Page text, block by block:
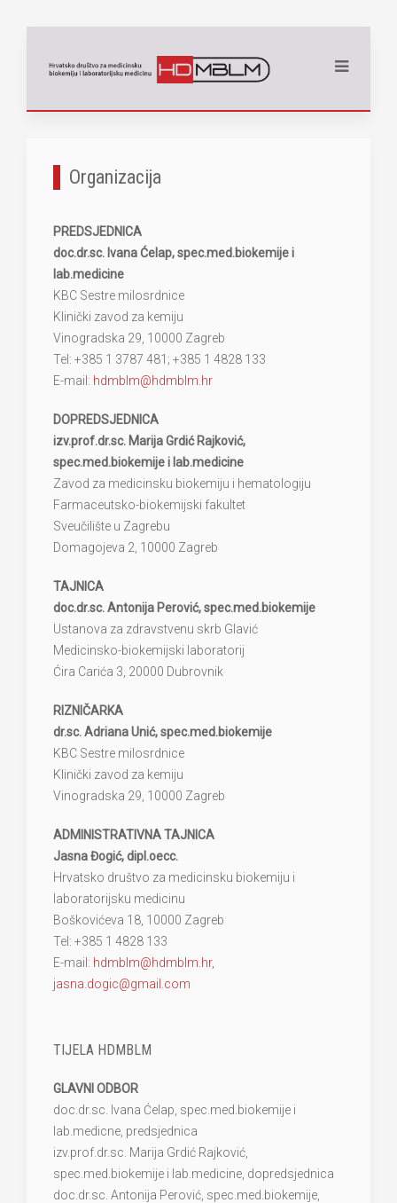
Organizacija
PREDSJEDNICA
doc.dr.sc. Ivana Ćelap, spec.med.biokemije i
lab.medicine
KBC Sestre milosrdnice
Klinički zavod za kemiju
Vinogradska 29, 10000 Zagreb
Tel: +385 1 3787 481; +385 1 4828 133
E-mail: hdmblm@hdmblm.hr
DOPREDSJEDNICA
izv.prof.dr.sc. Marija Grdić Rajković,
spec.med.biokemije i lab.medicine
Zavod za medicinsku biokemiju i hematologiju
Farmaceutsko-biokemijski fakultet
Sveučilište u Zagrebu
Domagojeva 2, 10000 Zagreb
TAJNICA
doc.dr.sc. Antonija Perović, spec.med.biokemije
Ustanova za zdravstvenu skrb Glavić
Medicinsko-biokemijski laboratorij
Ćira Carića 3, 20000 Dubrovnik
RIZNIČARKA
dr.sc. Adriana Unić, spec.med.biokemije
KBC Sestre milosrdnice
Klinički zavod za kemiju
Vinogradska 29, 10000 Zagreb
ADMINISTRATIVNA TAJNICA
Jasna Đogić, dipl.oecc.
Hrvatsko društvo za medicinsku biokemiju i
laboratorijsku medicinu
Boškovićeva 18, 10000 Zagreb
Tel: +385 1 4828 133
E-mail: hdmblm@hdmblm.hr,
jasna.dogic@gmail.com
TIJELA HDMBLM
GLAVNI ODBOR
doc.dr.sc. Ivana Ćelap, spec.med.biokemije i
lab.medicne, predsjednica
izv.prof.dr.sc. Marija Grdić Rajković,
spec.med.biokemije i lab.medicine, dopredsjednica
doc.dr.sc. Antonija Perović, spec.med.biokemije,